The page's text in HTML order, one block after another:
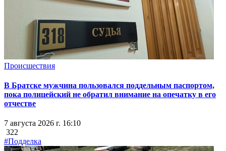
Происшествия
В Братске мужчина пользовался поддельным паспортом,
пока полицейский не обратил внимание на опечатку в его
отчестве
7 августа 2026 г. 16:10
322
#Подделка